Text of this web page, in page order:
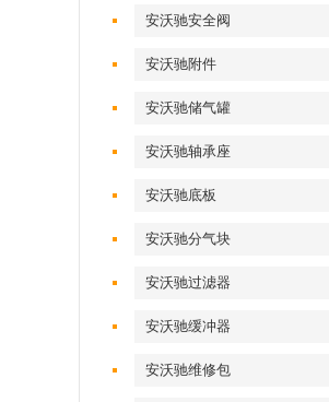
安沃驰安全阀
安沃驰附件
安沃驰储气罐
安沃驰轴承座
安沃驰底板
安沃驰分气块
安沃驰过滤器
安沃驰缓冲器
安沃驰维修包